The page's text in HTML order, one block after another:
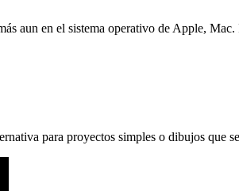
aun en el sistema operativo de Apple,
para proyectos simples o dibujos que